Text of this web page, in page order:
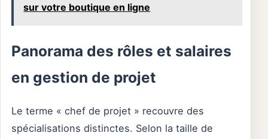
sur votre boutique en ligne
Panorama des rôles et salaires
en gestion de projet
Le terme « chef de projet » recouvre des
spécialisations distinctes. Selon la taille de